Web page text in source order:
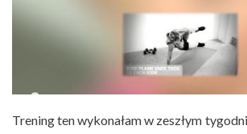
Trening ten wykonałam w zeszłym